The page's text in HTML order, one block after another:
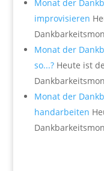
Monat der
improvisieren
Monat der
so...?Heute ist
Monat der
handarbeiten